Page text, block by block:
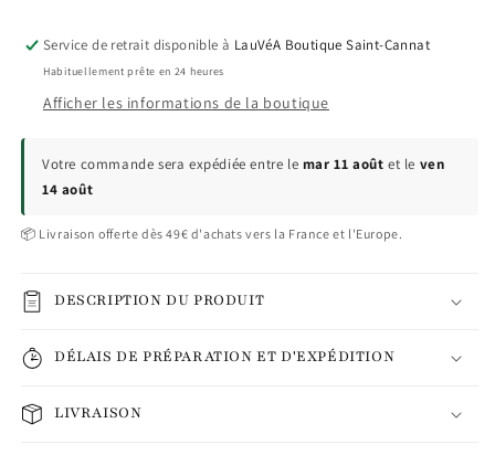
Service de retrait disponible à LauVéA Boutique Saint-Cannat
Habituellement prête en 24 heures
Afficher les informations de la boutique
Votre commande sera expédiée entre le mar 11 août et le ven
14 août
📦 Livraison offerte dès 49€ d'achats vers la France et l'Europe.
DESCRIPTION DU PRODUIT
DÉLAIS DE PRÉPARATION ET D'EXPÉDITION
LIVRAISON